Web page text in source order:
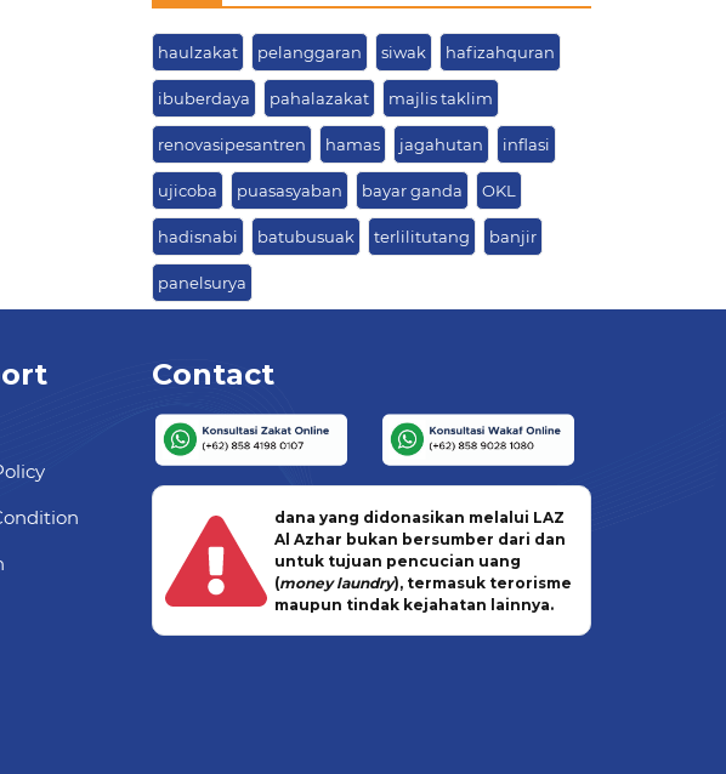
haulzakat pelanggaran siwak hafizahquran
ibuberdaya pahalazakat majlis taklim
renovasipesantren hamas jagahutan inflasi
ujicoba puasasyaban bayar ganda OKL
hadisnabi batubusuak terlilitutang banjir
panelsurya
Contact
dana yang didonasikan melalui LAZ
Al Azhar bukan bersumber dari dan
untuk tujuan pencucian uang
(money laundry), termasuk terorisme
maupun tindak kejahatan lainnya.